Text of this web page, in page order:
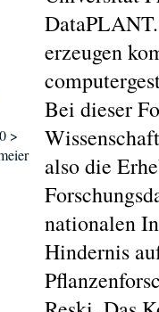
erzeugen
Bei dieser
also die
nationalen
Hindernis
>